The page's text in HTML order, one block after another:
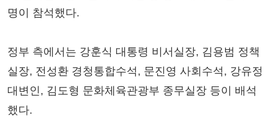
명이 참석했다.
정부 측에서는 강훈식 대통령 비서실장, 김용범 정책
실장, 전성환 경청통합수석, 문진영 사회수석, 강유정
대변인, 김도형 문화체육관광부 종무실장 등이 배석
했다.